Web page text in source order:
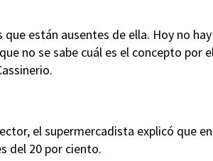
están ausentes de ella. Hoy no
no se sabe cuál es el concepto por
el supermercadista explicó que
del 20 por ciento.